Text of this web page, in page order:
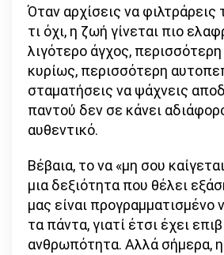
Όταν αρχίσεις να φιλτράρεις
τι όχι, η ζωή γίνεται πιο
λιγότερο άγχος,
κυρίως, περισσότερη
σταματήσεις να ψάχνεις
παντού δεν σε κάνει
αυθεντικό.
Βέβαια, το να «μη σου
μια δεξιότητα που θέλει
μας είναι προγραμματισμένο
τα πάντα, γιατί έτσι έχει
ανθρωπότητα. Αλλά σήμερα,